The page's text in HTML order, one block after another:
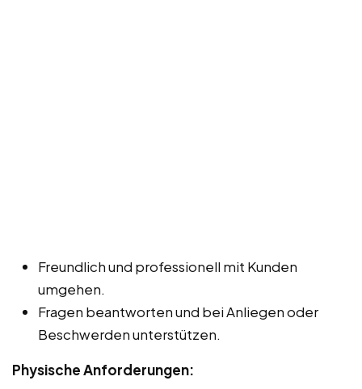
Freundlich und professionell mit Kunden
umgehen.
Fragen beantworten und bei Anliegen oder
Beschwerden unterstützen.
Physische Anforderungen: